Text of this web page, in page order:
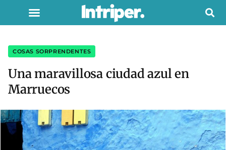
COSAS SORPRENDENTES
Una maravillosa ciudad azul en
Marruecos